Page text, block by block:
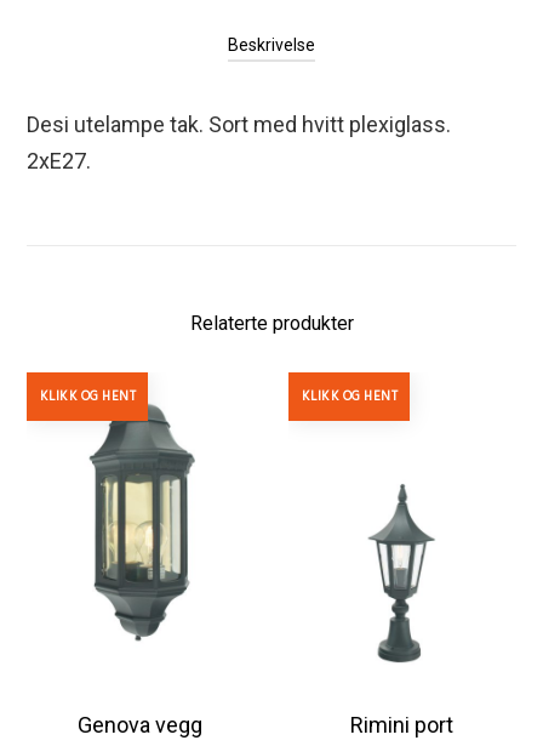
Beskrivelse
Desi utelampe tak. Sort med hvitt plexiglass.
2xE27.
Relaterte produkter
KLIKK OG HENT
Genova vegg
KLIKK OG HENT
Rimini port